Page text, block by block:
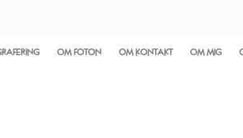
OM FOTON OM KONTAKT OM MIG